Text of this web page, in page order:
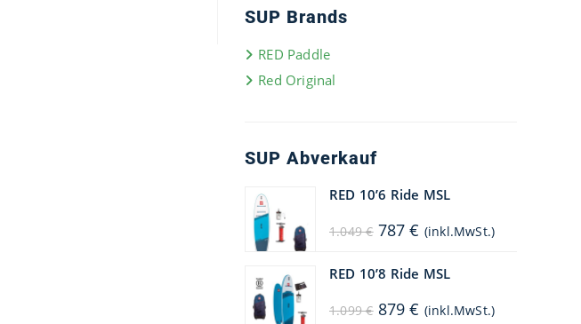
SUP Brands
RED Paddle
Red Original
SUP Abverkauf
RED 10’6 Ride MSL
1.049€ Ursprünglicher
Preis
1.049 €
787€ Aktueller
Preis
(inkl.MwSt.)
RED 10’8 Ride MSL
1.099€ Ursprünglicher
Preis
879€ Aktueller
Preis
(inkl.MwSt.)